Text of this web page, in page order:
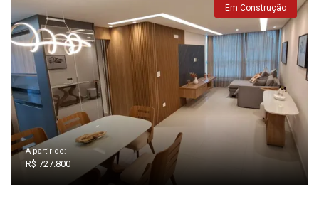
Em Construção
A partir de:
R$ 727.800